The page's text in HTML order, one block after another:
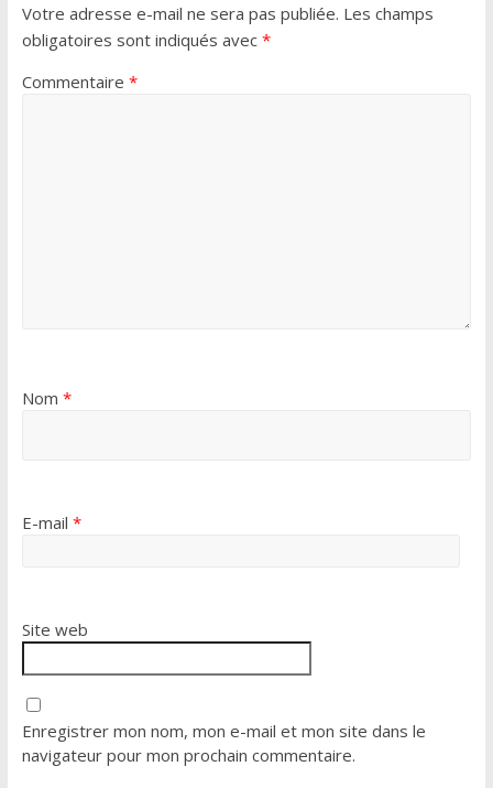
Votre adresse e-mail ne sera pas publiée. Les champs
obligatoires sont indiqués avec *
Commentaire *
Nom *
E-mail *
Site web
Enregistrer mon nom, mon e-mail et mon site dans le
navigateur pour mon prochain commentaire.